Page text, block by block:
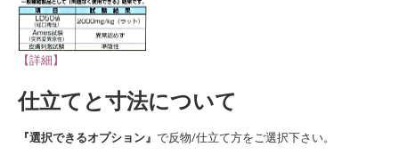
【詳細】
仕立てと寸法について
『選択できるオプション』 で反物/仕立て方をご選択下さい。